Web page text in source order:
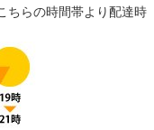
ちらの時間帯より配達時